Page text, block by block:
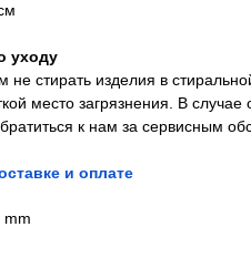
уходу
стирать изделия в
место загрязнения. В
к нам за сервисным
и оплате
mm